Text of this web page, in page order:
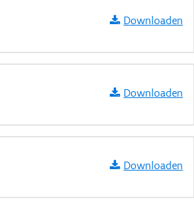
Downloaden
Downloaden
Downloaden